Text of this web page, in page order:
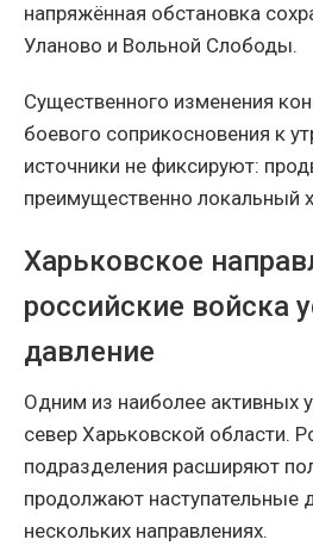
напряжённая обстановка
Уланово и Вольной Слободы.
Существенного изменения
боевого соприкосновения к
источники не фиксируют:
преимущественно локальный
Харьковское
российские войска
давление
Одним из наиболее активных
север Харьковской области.
подразделения расширяют
продолжают наступательные
нескольких направлениях.